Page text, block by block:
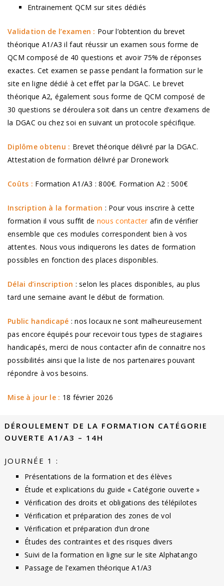
Entrainement QCM sur sites dédiés
Validation de l’examen : Pour l’obtention du brevet
théorique A1/A3 il faut réussir un examen sous forme de
QCM composé de 40 questions et avoir 75% de réponses
exactes. Cet examen se passe pendant la formation sur le
site en ligne dédié à cet effet par la DGAC. Le brevet
théorique A2, également sous forme de QCM composé de
30 questions se déroulera soit dans un centre d’examens de
la DGAC ou chez soi en suivant un protocole spécifique.
Diplôme obtenu : Brevet théorique délivré par la DGAC.
Attestation de formation délivré par Dronework
Coûts : Formation A1/A3 : 800€. Formation A2 : 500€
Inscription à la formation : Pour vous inscrire à cette
formation il vous suffit de nous contacterafin de vérifier
ensemble que ces modules correspondent bien à vos
attentes. Nous vous indiquerons les dates de formation
possibles en fonction des places disponibles.
Délai d’inscription : selon les places disponibles, au plus
tard une semaine avant le début de formation.
Public handicapé : nos locaux ne sont malheureusement
pas encore équipés pour recevoir tous types de stagiaires
handicapés, merci de nous contacter afin de connaitre nos
possibilités ainsi que la liste de nos partenaires pouvant
répondre à vos besoins.
Mise à jour le : 18 février 2026
DÉROULEMENT DE LA FORMATION CATÉGORIE
OUVERTE A1/A3 – 14H
JOURNÉE 1 :
Présentations de la formation et des élèves
Étude et explications du guide « Catégorie ouverte »
Vérification des droits et obligations des télépilotes
Vérification et préparation des zones de vol
Vérification et préparation d’un drone
Études des contraintes et des risques divers
Suivi de la formation en ligne sur le site Alphatango
Passage de l’examen théorique A1/A3